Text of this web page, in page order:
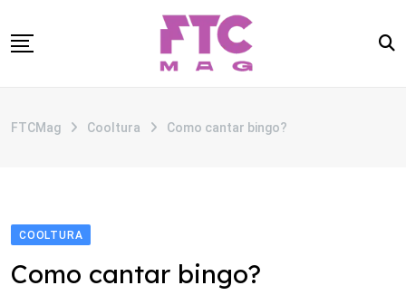
to
CATEGORIAS
FTCMag Cooltura Como cantar bingo?
COOLTURA
Como cantar bingo?